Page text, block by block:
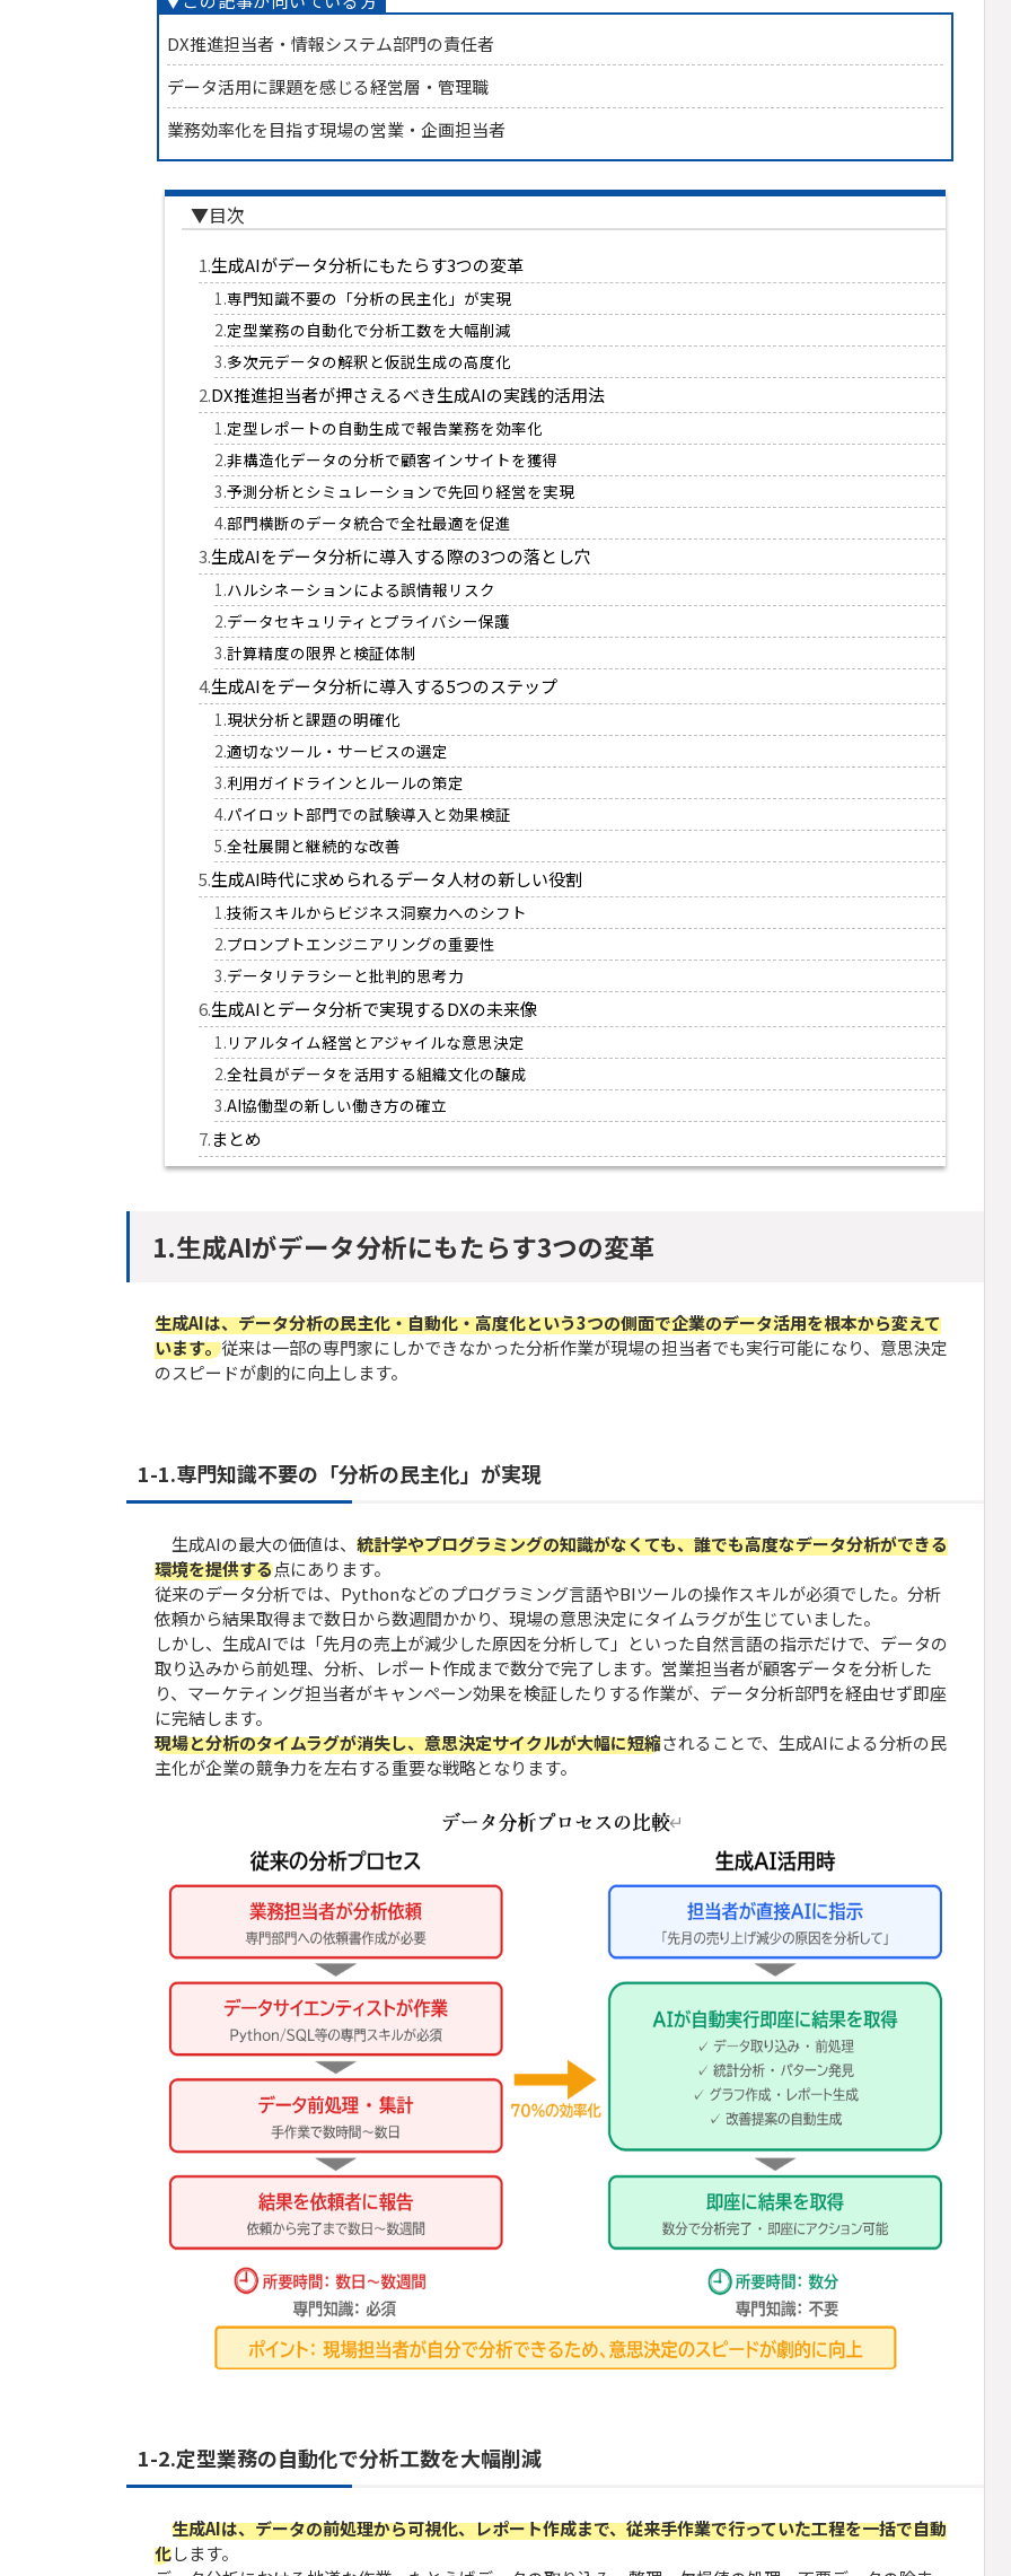
DX推進担当者・情報システム部門の責任者
データ活用に課題を感じる経営層・管理職
業務効率化を目指す現場の営業・企画担当者
生成AIがデータ分析にもたらす3つの変革
専門知識不要の「分析の民主化」が実現
定型業務の自動化で分析工数を大幅削減
多次元データの解釈と仮説生成の高度化
DX推進担当者が押さえるべき生成AIの実践的活用法
定型レポートの自動生成で報告業務を効率化
非構造化データの分析で顧客インサイトを獲得
予測分析とシミュレーションで先回り経営を実現
部門横断のデータ統合で全社最適を促進
生成AIをデータ分析に導入する際の3つの落とし穴
ハルシネーションによる誤情報リスク
データセキュリティとプライバシー保護
計算精度の限界と検証体制
生成AIをデータ分析に導入する5つのステップ
現状分析と課題の明確化
適切なツール・サービスの選定
利用ガイドラインとルールの策定
パイロット部門での試験導入と効果検証
全社展開と継続的な改善
生成AI時代に求められるデータ人材の新しい役割
技術スキルからビジネス洞察力へのシフト
プロンプトエンジニアリングの重要性
データリテラシーと批判的思考力
生成AIとデータ分析で実現するDXの未来像
リアルタイム経営とアジャイルな意思決定
全社員がデータを活用する組織文化の醸成
AI協働型の新しい働き方の確立
まとめ
1.生成AIがデータ分析にもたらす3つの変革
生成AIは、データ分析の民主化・自動化・高度化という3つの側面で企業のデータ活用を根本から変えて
います。従来は一部の専門家にしかできなかった分析作業が現場の担当者でも実行可能になり、意思決定
のスピードが劇的に向上します。
1-1.専門知識不要の「分析の民主化」が実現
生成AIの最大の価値は、 統計学やプログラミングの知識がなくても、誰でも高度なデータ分析ができる
環境を提供する点にあります。
従来のデータ分析では、Pythonなどのプログラミング言語やBIツールの操作スキルが必須でした。分析
依頼から結果取得まで数日から数週間かかり、現場の意思決定にタイムラグが生じていました。
しかし、生成AIでは「先月の売上が減少した原因を分析して」といった自然言語の指示だけで、データの
取り込みから前処理、分析、レポート作成まで数分で完了します。営業担当者が顧客データを分析した
り、マーケティング担当者がキャンペーン効果を検証したりする作業が、データ分析部門を経由せず即座
に完結します。
現場と分析のタイムラグが消失し、意思決定サイクルが大幅に短縮されることで、生成AIによる分析の民
主化が企業の競争力を左右する重要な戦略となります。
1-2.定型業務の自動化で分析工数を大幅削減
生成AIは、データの前処理から可視化、レポート作成まで、従来手作業で行っていた工程を一括で自動
化します。